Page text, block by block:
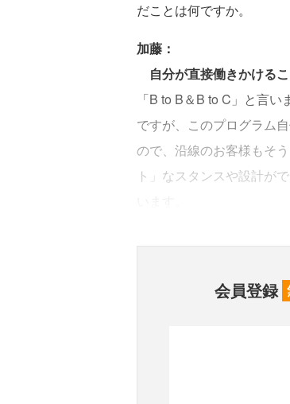
だことは何ですか。
加藤：
自分が直接働きかける
「B to B＆B to C」と言
ですが、このプログラム
ので、沿線のお客様もそ
ト」なスタンスや設計が
会員登録